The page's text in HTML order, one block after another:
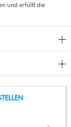
und erfüllt die